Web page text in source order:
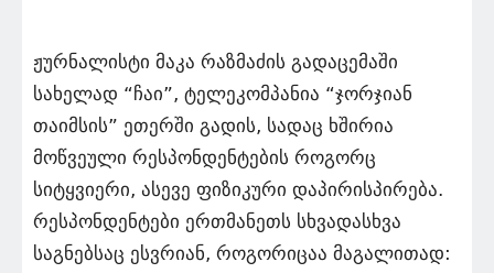
ჟურნალისტი მაკა რაზმაძის გადაცემაში
სახელად “ჩაი”, ტელეკომპანია “ჯორჯიან
თაიმსის” ეთერში გადის, სადაც ხშირია
მოწვეული რესპონდენტების როგორც
სიტყვიერი, ასევე ფიზიკური დაპირისპირება.
რესპონდენტები ერთმანეთს სხვადასხვა
საგნებსაც ესვრიან, როგორიცაა მაგალითად: